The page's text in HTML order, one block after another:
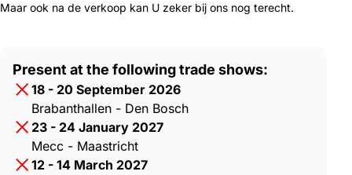
Maar ook na de verkoop kan U zeker bij ons nog terecht.
Present at the following trade shows:
18 - 20 September 2026
Brabanthallen - Den Bosch
23 - 24 January 2027
Mecc - Maastricht
12 - 14 March 2027